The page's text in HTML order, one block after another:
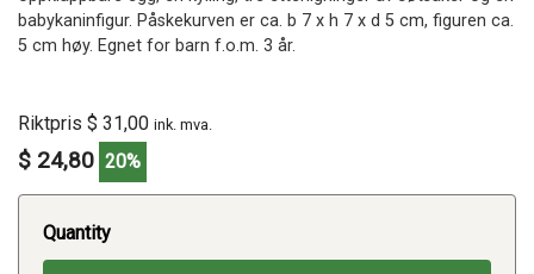
babykaninfigur. Påskekurven er ca. b 7 x h 7 x d 5 cm, figuren ca.
5 cm høy. Egnet for barn f.o.m. 3 år.
Riktpris $ 31,00 ink. mva.
$ 24,80 20%
Quantity